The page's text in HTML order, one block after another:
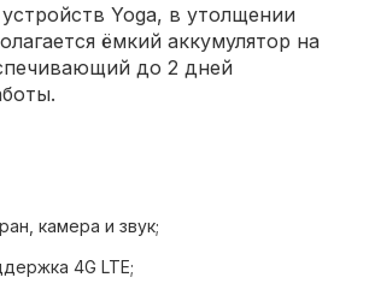
Yoga, в утолщении
ёмкий аккумулятор на
до 2 дней
камера и звук;
4G LTE;